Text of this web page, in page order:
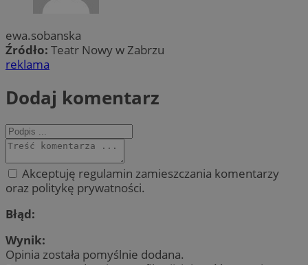
ewa.sobanska
Źródło: Teatr Nowy w Zabrzu
reklama
Dodaj komentarz
Akceptuję regulamin zamieszczania komentarzy
oraz politykę prywatności.
Błąd:
Wynik:
Opinia została pomyślnie dodana.